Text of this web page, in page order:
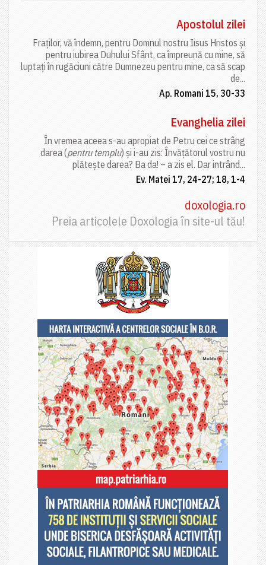
Apostolul zilei
Fraților, vă îndemn, pentru Domnul nostru Iisus Hristos și
pentru iubirea Duhului Sfânt, ca împreună cu mine, să
luptați în rugăciuni către Dumnezeu pentru mine, ca să scap
de...
Ap. Romani 15, 30-33
Evanghelia zilei
În vremea aceea s-au apropiat de Petru cei ce strâng
darea (pentru templu) și i-au zis: Învățătorul vostru nu
plătește darea? Ba da! – a zis el. Dar intrând...
Ev. Matei 17, 24-27; 18, 1-4
doxologia.ro
Preia articolele Doxologia în site-ul tău!